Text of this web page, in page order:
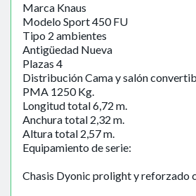
Marca Knaus
Modelo Sport 450 FU
Tipo 2 ambientes
Antigüedad Nueva
Plazas 4
Distribución Cama y salón
PMA 1250 Kg.
Longitud total 6,72 m.
Anchura total 2,32 m.
Altura total 2,57 m.
Equipamiento de serie:
Chasis Dyonic prolight y reforzado